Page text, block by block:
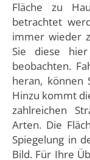
Fläche zu
betrachtet
immer wieder
Sie diese
beobachten.
heran, können
Hinzu kommt
zahlreichen
Arten. Die
Spiegelung in
Bild. Für Ihre